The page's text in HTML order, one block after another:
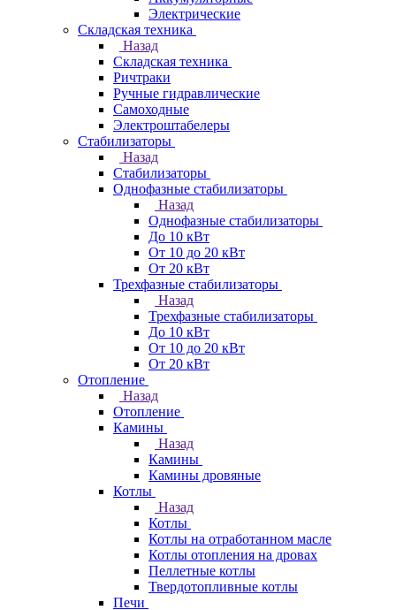
Электрические
Складская техника
Назад
Складская техника
Ричтраки
Ручные гидравлические
Самоходные
Электроштабелеры
Стабилизаторы
Назад
Стабилизаторы
Однофазные стабилизаторы
Назад
Однофазные стабилизаторы
До 10 кВт
От 10 до 20 кВт
От 20 кВт
Трехфазные стабилизаторы
Назад
Трехфазные стабилизаторы
До 10 кВт
От 10 до 20 кВт
От 20 кВт
Отопление
Назад
Отопление
Камины
Назад
Камины
Камины дровяные
Котлы
Назад
Котлы
Котлы на отработанном масле
Котлы отопления на дровах
Пеллетные котлы
Твердотопливные котлы
Печи